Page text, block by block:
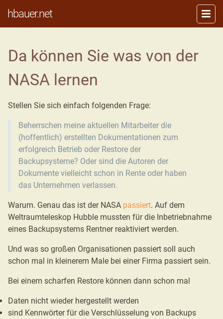
hbauer.net
Da können Sie was von der
NASA lernen
Stellen Sie sich einfach folgenden Frage:
Beherrschen meine aktuellen Mitarbeiter die
(hoffentlich) erstellten Dokumentationen zum
erfolgreich Betrieb oder Restore der
Backupsysteme? Oder sind die Autoren der
Dokumente vielleicht schon in Rente oder haben
das Unternehmen verlassen.
Warum. Genau das ist der NASA passiert. Auf dem
Weltraumteleskop Hubble mussten für die Inbetriebnahme
eines Backupsystems Rentner reaktiviert werden.
Und was so großen Organisationen passiert soll auch
schon mal in kleinerem Male bei einer Firma passiert sein.
Bei einem scharfen Restore können dann schon mal
Daten nicht wieder hergestellt werden
sind Kennwörter für die Verschlüsselung von Backups